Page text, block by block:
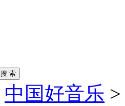
搜 索
中国好音乐